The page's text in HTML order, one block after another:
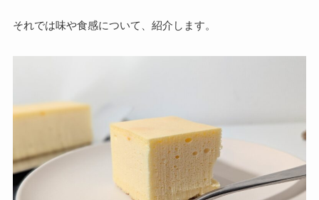
それでは味や食感について、紹介します。